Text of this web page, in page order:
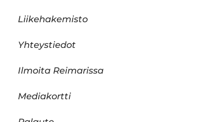
Liikehakemisto
Yhteystiedot
Ilmoita Reimarissa
Mediakortti